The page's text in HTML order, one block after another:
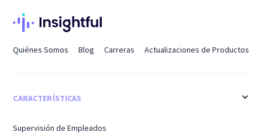
Quiénes Somos Blog Carreras Actualizaciones de Productos
CARACTERÍSTICAS
Supervisión de Empleados